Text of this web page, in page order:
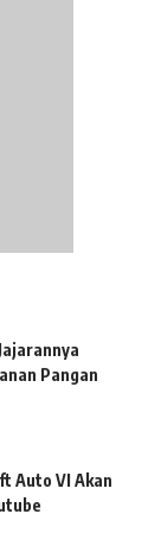
Pangan
Auto VI Akan